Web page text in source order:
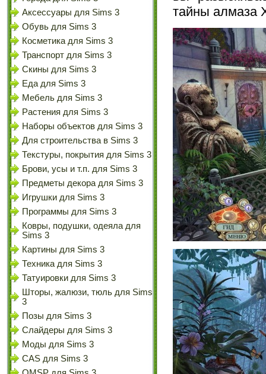
Аксессуары для Sims 3
Обувь для Sims 3
Косметика для Sims 3
Транспорт для Sims 3
Скины для Sims 3
Еда для Sims 3
Мебель для Sims 3
Растения для Sims 3
Наборы объектов для Sims 3
Для строительства в Sims 3
Текстуры, покрытия для Sims 3
Брови, усы и т.п. для Sims 3
Предметы декора для Sims 3
Игрушки для Sims 3
Программы для Sims 3
Ковры, подушки, одеяла для
Sims 3
Картины для Sims 3
Техника для Sims 3
Татуировки для Sims 3
Шторы, жалюзи, тюль для Sims
3
Позы для Sims 3
Слайдеры для Sims 3
Моды для Sims 3
CAS для Sims 3
тайны алмаза